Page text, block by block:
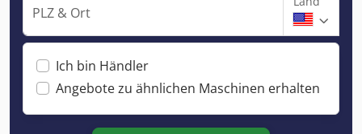
PLZ & Ort
Ich bin Händler
Angebote zu ähnlichen Maschinen erhalten